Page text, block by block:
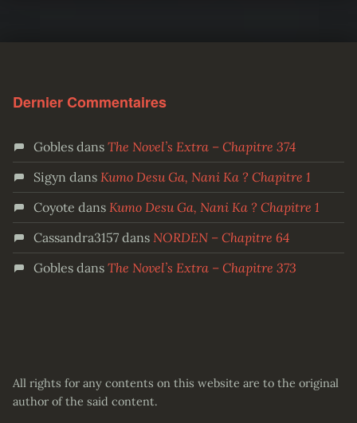
Dernier Commentaires
Goblesdans The Novel’s Extra – Chapitre 374
Sigyn dans Kumo Desu Ga, Nani Ka ? Chapitre 1
Coyote dans Kumo Desu Ga, Nani Ka ? Chapitre 1
Cassandra3157dans NORDEN – Chapitre 64
Goblesdans The Novel’s Extra – Chapitre 373
All rights for any contents on this website are to the original
author of the said content.